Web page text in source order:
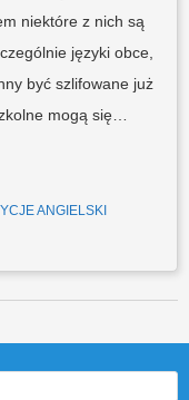
niektóre z nich są
języki obce,
być szlifowane już
mogą się…
ANGIELSKI